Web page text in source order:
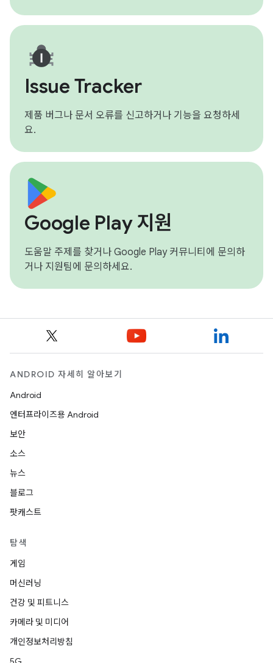
Issue Tracker
제품 버그나 문서 오류를 신고하거나 기능을 요청하세
요.
Google Play 지원
도움말 주제를 찾거나 Google Play 커뮤니티에 문의하
거나 지원팀에 문의하세요.
ANDROID 자세히 알아보기
Android
엔터프라이즈용 Android
보안
소스
뉴스
블로그
팟캐스트
탐색
게임
머신러닝
건강 및 피트니스
카메라 및 미디어
개인정보처리방침